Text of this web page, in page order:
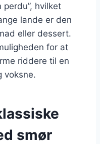
perdu”, hvilket
lande er den
eller dessert.
for at
riddere til en
voksne.
smør